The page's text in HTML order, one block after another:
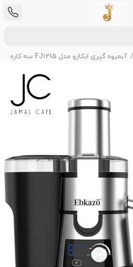
آبمیوه گیری ابکازو مدل FJ1215 سه کاره